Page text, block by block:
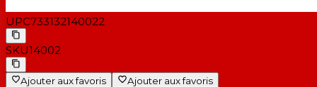
UPC733132140022
SKU14002
Ajouter aux favoris Ajouter aux favoris